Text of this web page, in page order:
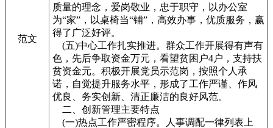
范文
质量的理念，爱岗敬业，忠于职守，以办公室
为“家”，以桌椅当“铺”，高效办事，优质服务，赢
得了广泛好评。
(五)中心工作扎实推进。群众工作开展得有声有
色，先后争取资金万元，看望贫困户4户，支持扶
贫资金元。积极开展党员示范岗，按照个人承
诺，自觉提升服务水平，形成了工作严谨、作风
优良、务实创新、清正廉洁的良好风范。
二、创新管理主要特点
(一)热点工作严密程序。人事调配一律列表上